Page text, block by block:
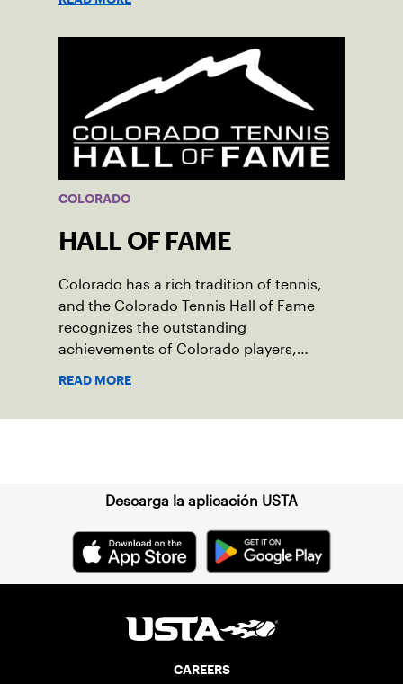
COLORADO
HALL OF FAME
Colorado has a rich tradition of tennis,
and the Colorado Tennis Hall of Fame
recognizes the outstanding
achievements of Colorado players,
READ MORE
Descarga la aplicación USTA
CAREERS